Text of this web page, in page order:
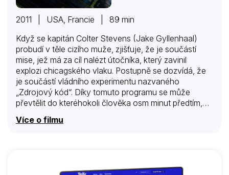
2011 | USA, Francie | 89 min
Když se kapitán Colter Stevens (Jake Gyllenhaal)
probudí v těle cizího muže, zjišťuje, že je součástí
mise, jež má za cíl nalézt útočníka, který zavinil
explozi chicagského vlaku. Postupně se dozvídá, že
je součástí vládního experimentu nazvaného
„Zdrojový kód“. Díky tomuto programu se může
převtělit do kteréhokoli člověka osm minut předtím,
ohrožení milióny lidí na jiném místě Chicaga a tak
než se jim podaří rozluštit, kdo je pachatelem a
Více o filmu